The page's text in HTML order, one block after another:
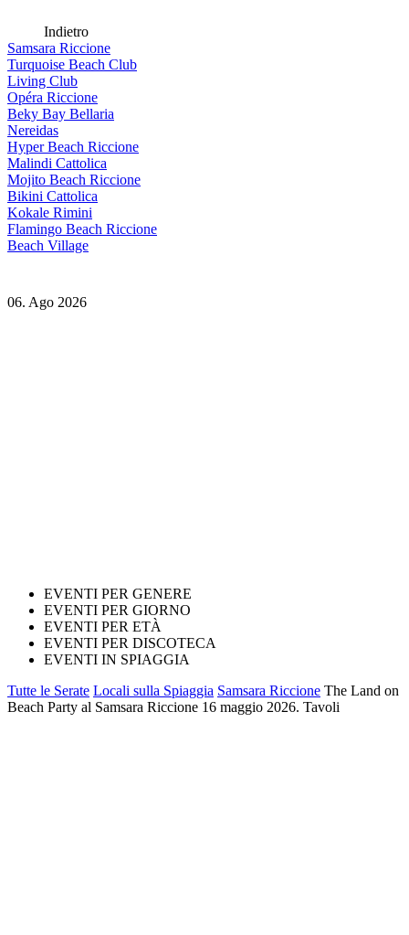
Indietro
Samsara Riccione
Turquoise Beach Club
Living Club
Opéra Riccione
Beky Bay Bellaria
Nereidas
Hyper Beach Riccione
Malindi Cattolica
Mojito Beach Riccione
Bikini Cattolica
Kokale Rimini
Flamingo Beach Riccione
Beach Village
06. Ago 2026
EVENTI PER GENERE
EVENTI PER GIORNO
EVENTI PER ETÀ
EVENTI PER DISCOTECA
EVENTI IN SPIAGGIA
Tutte le Serate Locali sulla Spiaggia Samsara Riccione The Land on
Beach Party al Samsara Riccione 16 maggio 2026. Tavoli